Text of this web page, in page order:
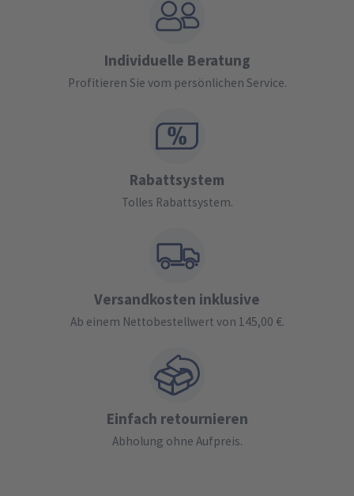
Individuelle Beratung
Profitieren Sie vom persönlichen Service.
Rabattsystem
Tolles Rabattsystem.
Versandkosten inklusive
Ab einem Nettobestellwert von 145,00 €.
Einfach retournieren
Abholung ohne Aufpreis.